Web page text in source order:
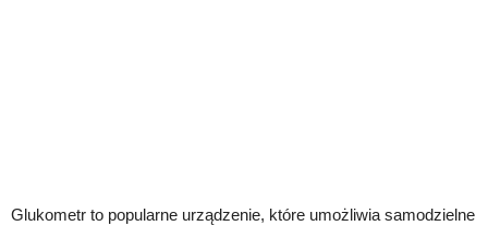
Glukometr to popularne urządzenie, które umożliwia samodzielne